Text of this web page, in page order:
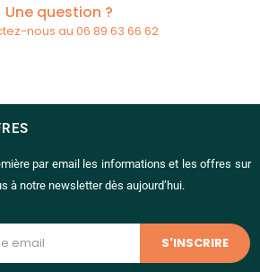
Une question ?
nous au 06 89 63 66 62
par email les informations et les offres sur
à notre newsletter dès aujourd’hui.